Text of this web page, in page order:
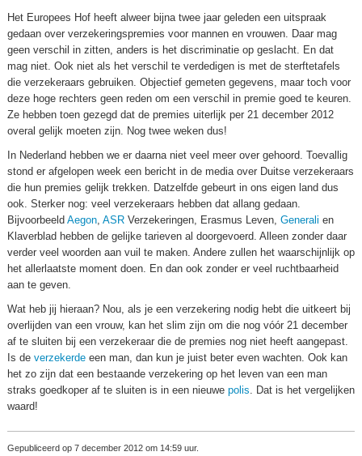
Het Europees Hof heeft alweer bijna twee jaar geleden een uitspraak
gedaan over verzekeringspremies voor mannen en vrouwen. Daar mag
geen verschil in zitten, anders is het discriminatie op geslacht. En dat
mag niet. Ook niet als het verschil te verdedigen is met de sterftetafels
die verzekeraars gebruiken. Objectief gemeten gegevens, maar toch voor
deze hoge rechters geen reden om een verschil in premie goed te keuren.
Ze hebben toen gezegd dat de premies uiterlijk per 21 december 2012
overal gelijk moeten zijn. Nog twee weken dus!
In Nederland hebben we er daarna niet veel meer over gehoord. Toevallig
stond er afgelopen week een bericht in de media over Duitse verzekeraars
die hun premies gelijk trekken. Datzelfde gebeurt in ons eigen land dus
ook. Sterker nog: veel verzekeraars hebben dat allang gedaan.
Bijvoorbeeld Aegon, ASR Verzekeringen, Erasmus Leven, Generali en
Klaverblad hebben de gelijke tarieven al doorgevoerd. Alleen zonder daar
verder veel woorden aan vuil te maken. Andere zullen het waarschijnlijk op
het allerlaatste moment doen. En dan ook zonder er veel ruchtbaarheid
aan te geven.
Wat heb jij hieraan? Nou, als je een verzekering nodig hebt die uitkeert bij
overlijden van een vrouw, kan het slim zijn om die nog vóór 21 december
af te sluiten bij een verzekeraar die de premies nog niet heeft aangepast.
Is de verzekerde een man, dan kun je juist beter even wachten. Ook kan
het zo zijn dat een bestaande verzekering op het leven van een man
straks goedkoper af te sluiten is in een nieuwe polis. Dat is het vergelijken
waard!
Gepubliceerd op 7 december 2012 om 14:59 uur.